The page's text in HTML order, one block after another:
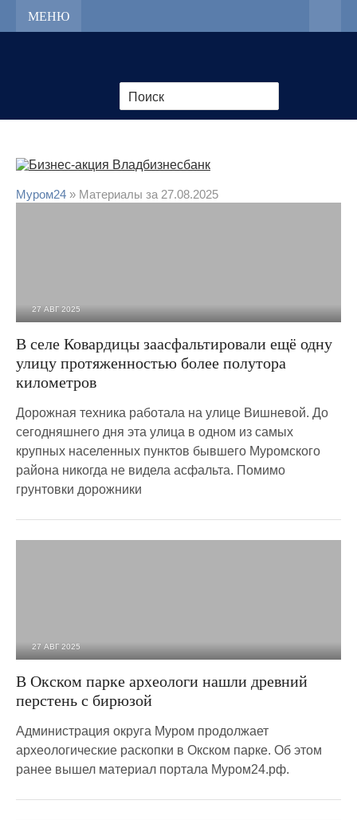
МЕНЮ
Муром24 » Материалы за 27.08.2025
27 АВГ 2025
В селе Ковардицы заасфальтировали ещё одну
улицу протяженностью более полутора
километров
Дорожная техника работала на улице Вишневой. До
сегодняшнего дня эта улица в одном из самых
крупных населенных пунктов бывшего Муромского
района никогда не видела асфальта. Помимо
грунтовки дорожники
27 АВГ 2025
В Окском парке археологи нашли древний
перстень с бирюзой
Администрация округа Муром продолжает
археологические раскопки в Окском парке. Об этом
ранее вышел материал портала Муром24.рф.